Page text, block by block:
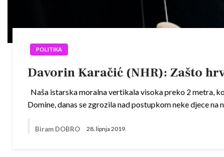
POLITIKA
Davorin Karačić (NHR): Zašto
Naša istarska moralna vertikala visoka preko 2 metra,
Domine, danas se zgrozila nad postupkom neke djece
Biram DOBRO 28. lipnja 2019.